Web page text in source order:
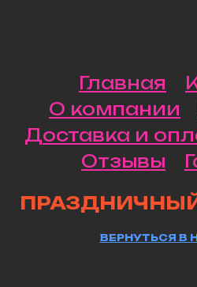
Главная
О компании
Доставка и
Отзывы
ВЕРНУТЬСЯ В